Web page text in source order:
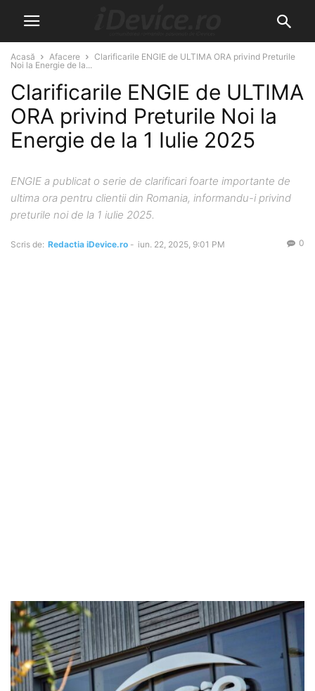
Acasă Afacere
Clarificarile ENGIE de ULTIMA ORA privind Preturile
Noi la Energie de la...
Clarificarile ENGIE de ULTIMA
ORA privind Preturile Noi la
Energie de la 1 Iulie 2025
ENGIE a publicat o serie de clarificari foarte importante de
ultima ora pentru clientii din Romania, informandu-i privind
preturile noi de la 1 iulie 2025.
Scris de: Redactia iDevice.ro - iun. 22, 2025, 9:01 PM 0